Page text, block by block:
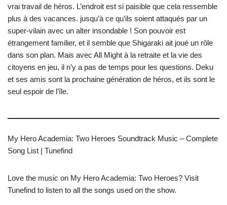
vrai travail de héros. L’endroit est si paisible que cela ressemble
plus à des vacances. jusqu’à ce qu’ils soient attaqués par un
super-vilain avec un alter insondable ! Son pouvoir est
étrangement familier, et il semble que Shigaraki ait joué un rôle
dans son plan. Mais avec All Might à la retraite et la vie des
citoyens en jeu, il n’y a pas de temps pour les questions. Deku
et ses amis sont la prochaine génération de héros, et ils sont le
seul espoir de l’île.
My Hero Academia: Two Heroes Soundtrack Music – Complete
Song List | Tunefind
Love the music on My Hero Academia: Two Heroes? Visit
Tunefind to listen to all the songs used on the show.